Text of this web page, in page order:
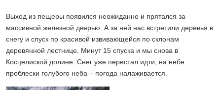
Выход из пещеры появился неожиданно и прятался за
массивной железной дверью. А за ней нас встретили деревья в
снегу и спуск по красивой извивающейся по склонам
деревянной лестнице. Минут 15 спуска и мы снова в
Косцелиской долине. Снег уже перестал идти, на небе
проблески голубого неба – погода налаживается.